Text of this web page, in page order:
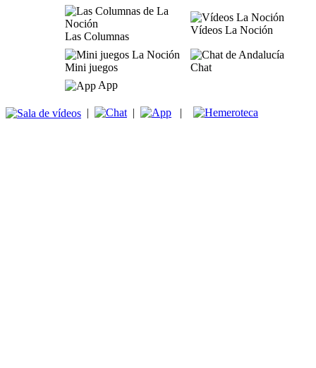
Las Columnas
Vídeos La Noción
Mini juegos
Chat
App
| | |